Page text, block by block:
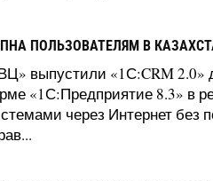
ПОЛЬЗОВАТЕЛЯМ В
выпустили «1С:CRM 2.0»
«1С:Предприятие 8.3» в
через Интернет без